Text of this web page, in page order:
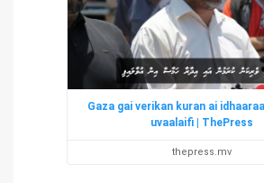
Gaza gai verikan kuran ai
uvaalaifi | ThePress
thepress.mv